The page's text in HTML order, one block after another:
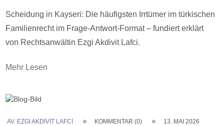
Scheidung in Kayseri: Die häufigsten Irrtümer im türkischen
Familienrecht im Frage-Antwort-Format – fundiert erklärt
von Rechtsanwältin Ezgi Akdivit Lafci.
Mehr Lesen
AV. EZGI AKDİVİT LAFCİ KOMMENTAR (0) 13. MAI 2026